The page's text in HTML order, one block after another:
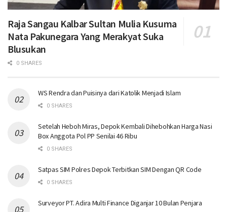
Raja Sangau Kalbar Sultan Mulia Kusuma
Nata Pakunegara Yang Merakyat Suka
Blusukan
0 SHARES
WS Rendra dan Puisinya dari Katolik Menjadi Islam
0 SHARES
Setelah Heboh Miras, Depok Kembali Dihebohkan Harga Nasi
Box Anggota Pol PP Senilai 46 Ribu
0 SHARES
Satpas SIM Polres Depok Terbitkan SIM Dengan QR Code
0 SHARES
Surveyor PT. Adira Multi Finance Diganjar 10 Bulan Penjara